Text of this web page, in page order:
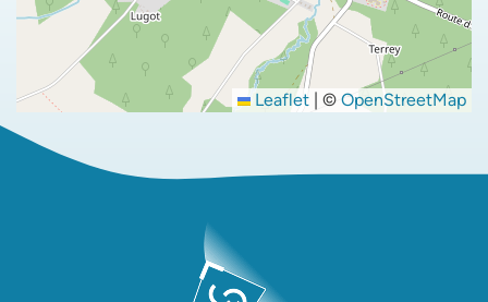
Leaflet | © OpenStreetMap